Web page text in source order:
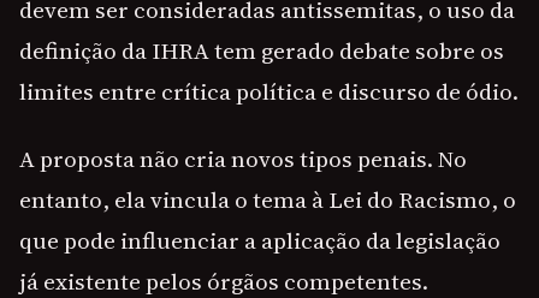
devem ser consideradas antissemitas, o uso da
definição da IHRA tem gerado debate sobre os
limites entre crítica política e discurso de ódio.
A proposta não cria novos tipos penais. No
entanto, ela vincula o tema à Lei do Racismo, o
que pode influenciar a aplicação da legislação
já existente pelos órgãos competentes.